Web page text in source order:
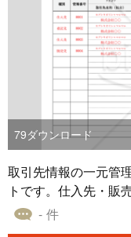
79ダウンロード
取引先情報の一元管
トです。仕入先・販
締日、担当者の連絡
- 件